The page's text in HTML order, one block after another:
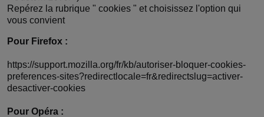
Repérez la rubrique " cookies " et choisissez l'option qui
vous convient
Pour Firefox :
https://support.mozilla.org/fr/kb/autoriser-bloquer-cookies-
preferences-sites?redirectlocale=fr&redirectslug=activer-
desactiver-cookies
Pour Opéra :